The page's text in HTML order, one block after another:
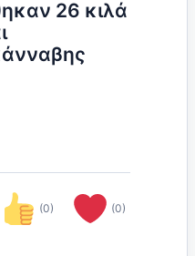
26 κιλά
(0) (0)